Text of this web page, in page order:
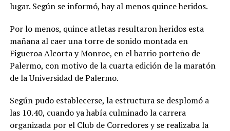
lugar. Según se informó, hay al menos quince heridos.
Por lo menos, quince atletas resultaron heridos esta
mañana al caer una torre de sonido montada en
Figueroa Alcorta y Monroe, en el barrio porteño de
Palermo, con motivo de la cuarta edición de la maratón
de la Universidad de Palermo.
Según pudo establecerse, la estructura se desplomó a
las 10.40, cuando ya había culminado la carrera
organizada por el Club de Corredores y se realizaba la